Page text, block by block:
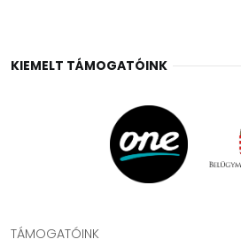
KIEMELT TÁMOGATÓINK
TÁMOGATÓINK